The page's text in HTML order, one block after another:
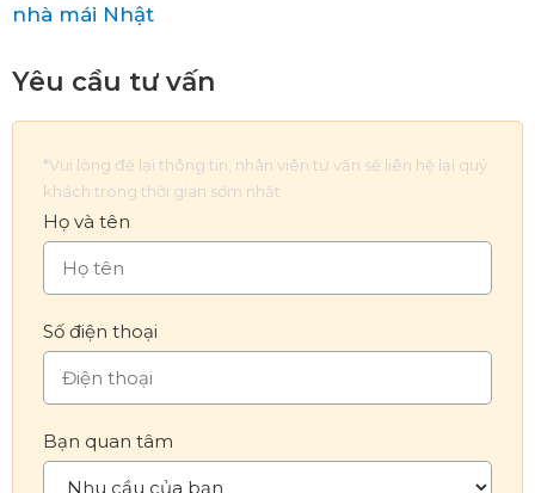
nhà mái Nhật
Yêu cầu tư vấn
*Vui lòng để lại thông tin, nhân viên tư vấn sẽ liên hệ lại quý
khách trong thời gian sớm nhất
Họ và tên
Số điện thoại
Bạn quan tâm